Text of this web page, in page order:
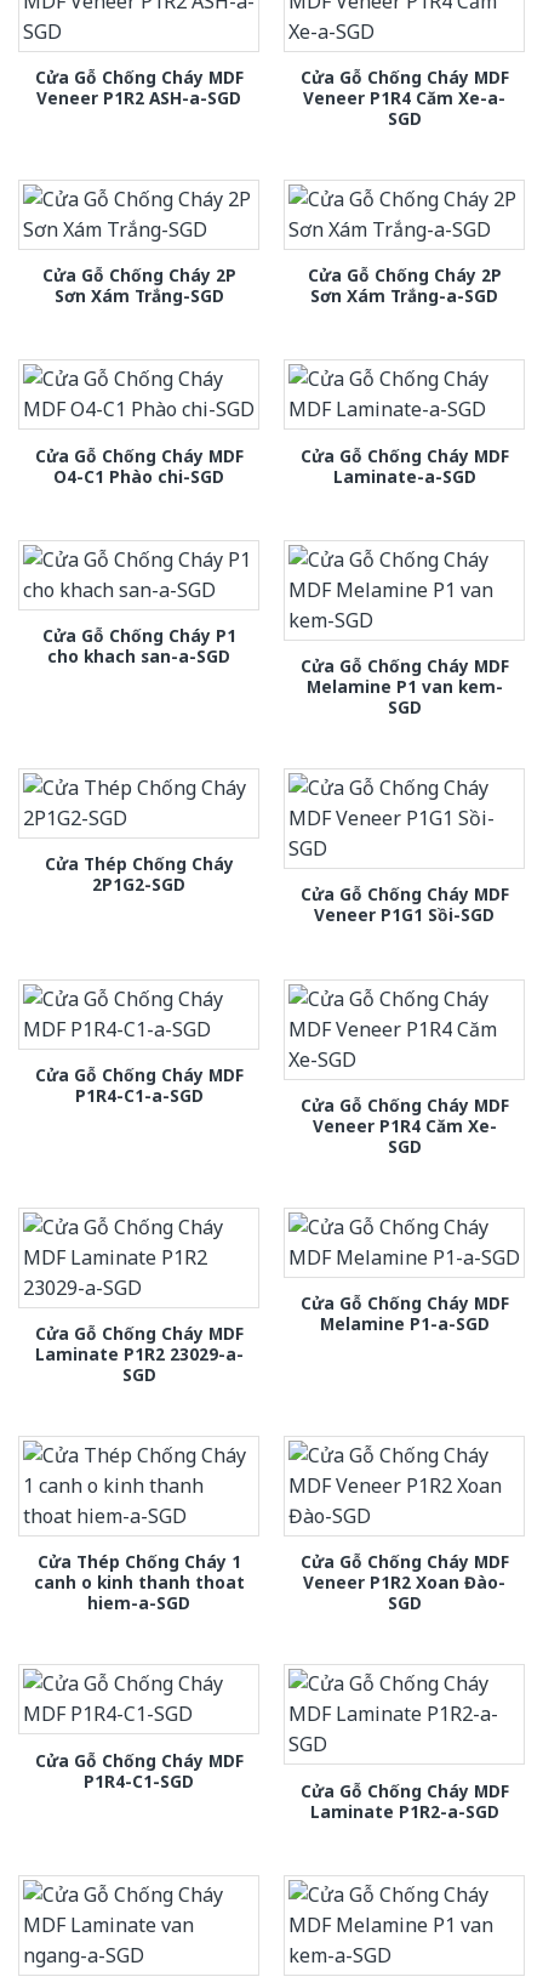
Cửa Gỗ Chống Cháy MDF
Veneer P1R2 ASH-a-SGD
Cửa Gỗ Chống Cháy MDF
Veneer P1R4 Căm Xe-a-
SGD
Cửa Gỗ Chống Cháy 2P
Sơn Xám Trắng-SGD
Cửa Gỗ Chống Cháy 2P
Sơn Xám Trắng-a-SGD
Cửa Gỗ Chống Cháy MDF
O4-C1 Phào chi-SGD
Cửa Gỗ Chống Cháy MDF
Laminate-a-SGD
Cửa Gỗ Chống Cháy P1
cho khach san-a-SGD
Cửa Gỗ Chống Cháy MDF
Melamine P1 van kem-
SGD
Cửa Thép Chống Cháy
2P1G2-SGD
Cửa Gỗ Chống Cháy MDF
Veneer P1G1 Sồi-SGD
Cửa Gỗ Chống Cháy MDF
P1R4-C1-a-SGD
Cửa Gỗ Chống Cháy MDF
Veneer P1R4 Căm Xe-
SGD
Cửa Gỗ Chống Cháy MDF
Laminate P1R2 23029-a-
SGD
Cửa Gỗ Chống Cháy MDF
Melamine P1-a-SGD
Cửa Thép Chống Cháy 1
canh o kinh thanh thoat
hiem-a-SGD
Cửa Gỗ Chống Cháy MDF
Veneer P1R2 Xoan Đào-
SGD
Cửa Gỗ Chống Cháy MDF
P1R4-C1-SGD
Cửa Gỗ Chống Cháy MDF
Laminate P1R2-a-SGD